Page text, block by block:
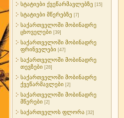
სტატიები ქვეწარმავლებზე [15]
სტატიები მწერებზე [7]
საქართველოში მობინადრე
ცხოველები [39]
საქართველოში მობინადრე
ფრინველები [47]
საქართველოში მობინადრე
თევზები [28]
საქართველოში მობინადრე
ქვეწარმავლები [2]
საქართველოში მობინადრე
მწერები [2]
საქართველოს ფლორა [32]